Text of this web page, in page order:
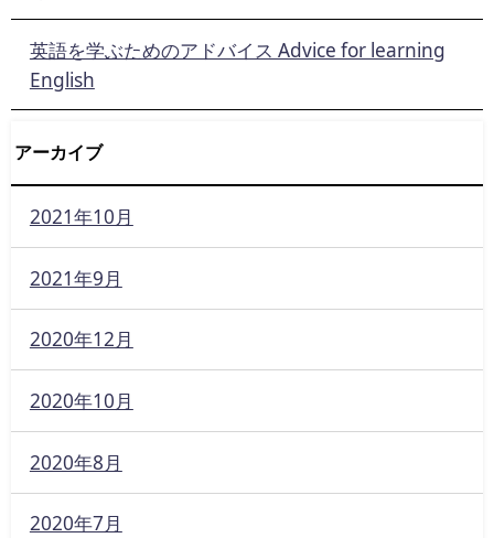
英語を学ぶためのアドバイス Advice for learning
English
アーカイブ
2021年10月
2021年9月
2020年12月
2020年10月
2020年8月
2020年7月